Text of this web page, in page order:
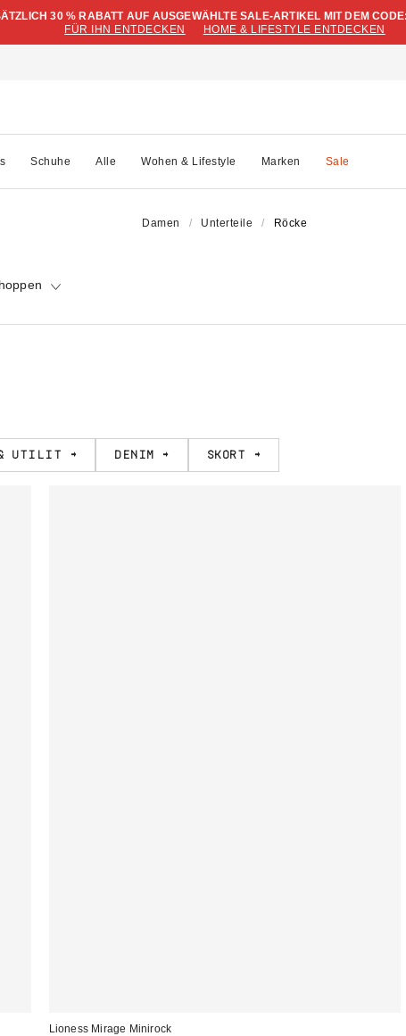
30 % RABATT AUF AUSGEWÄHLTE SALE-ARTIKEL MIT DEM
FÜR IHN ENTDECKEN
HOME & LIFESTYLE ENTDECKEN
Schuhe Alle Wohen & Lifestyle Marken Sale
Damen Unterteile Röcke
& Utilit → Denim → Skort →
Lioness Mirage Minirock